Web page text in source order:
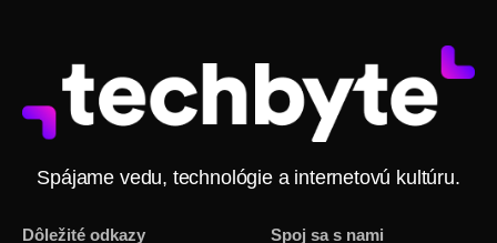
Spájame vedu, technológie a internetovú kultúru.
Dôležité odkazy Spoj sa s nami